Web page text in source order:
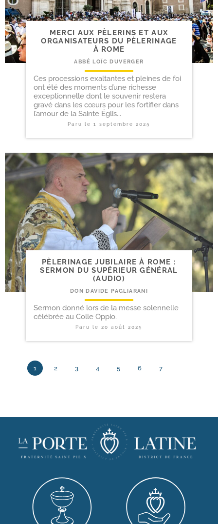
MERCI AUX PÈLERINS ET AUX
ORGANISATEURS DU PÈLERINAGE
À ROME
ABBÉ LOÏC DUVERGER
Ces processions exaltantes et pleines de foi
ont été des moments d’une richesse
exceptionnelle dont le souvenir restera
gravé dans les cœurs pour les fortifier dans
l’amour de la Sainte Églis...
Paru le1 septembre 2025
PÈLERINAGE JUBILAIRE À ROME :
SERMON DU SUPÉRIEUR GÉNÉRAL
(AUDIO)
DON DAVIDE PAGLIARANI
Sermon donné lors de la messe solennelle
célébrée au Colle Oppio.
Paru le20 août 2025
1 2 3 4 5 6 7